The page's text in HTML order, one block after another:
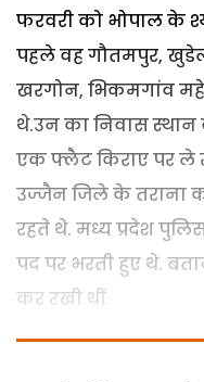
फरवरी को भोपाल के
पहले वह गौतमपुर,
खरगोन, भिकमगांव
थे.उन का निवास स्थान
एक फ्लैट किराए पर ले
उज्जैन जिले के तराना
रहते थे. मध्य प्रदेश
पद पर भरती हुए थे.
कर रखी थीं.